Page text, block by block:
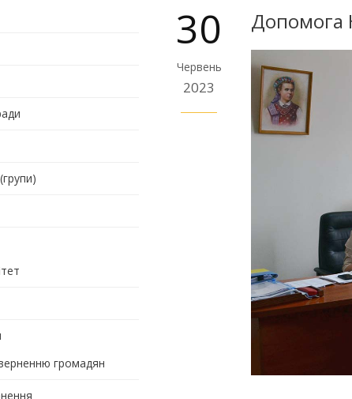
30
Червень
2023
Допомога
громадян